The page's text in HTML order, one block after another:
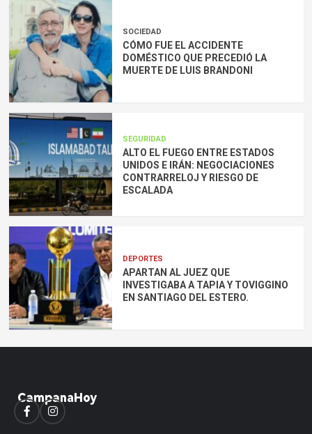
SOCIEDAD
CÓMO FUE EL ACCIDENTE
DOMÉSTICO QUE PRECEDIÓ LA
MUERTE DE LUIS BRANDONI
SEGURIDAD
ALTO EL FUEGO ENTRE ESTADOS
UNIDOS E IRÁN: NEGOCIACIONES
CONTRARRELOJ Y RIESGO DE
ESCALADA
DEPORTES
APARTAN AL JUEZ QUE
INVESTIGABA A TAPIA Y TOVIGGINO
EN SANTIAGO DEL ESTERO.
FacebookInstagram